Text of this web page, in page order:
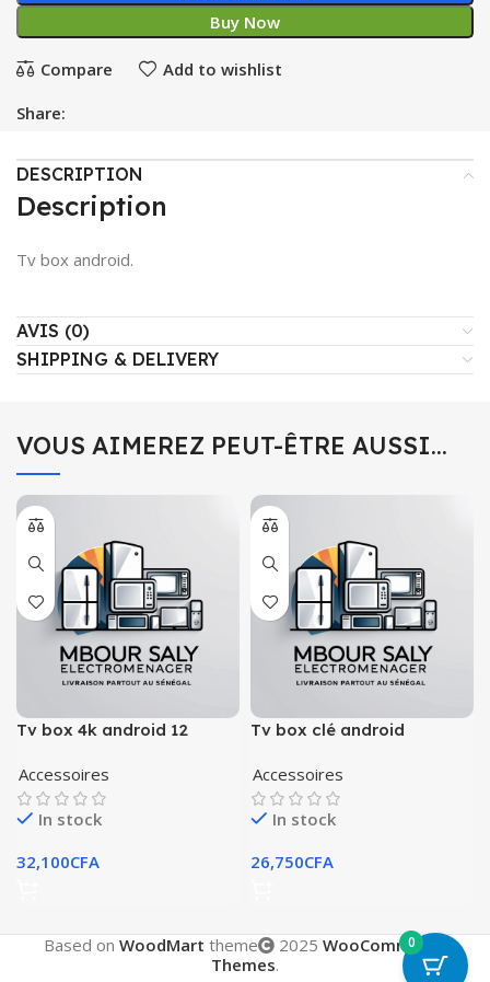
Buy Now
Compare Add to wishlist
Share:
DESCRIPTION
Description
Tv box android.
AVIS (0)
SHIPPING & DELIVERY
VOUS AIMEREZ PEUT-ÊTRE AUSSI…
Tv box 4k android 12
Accessoires
In stock
32,100CFA
Tv box clé android
Accessoires
In stock
26,750CFA
Based on WoodMart theme 2025 WooCommerce
Themes.
0